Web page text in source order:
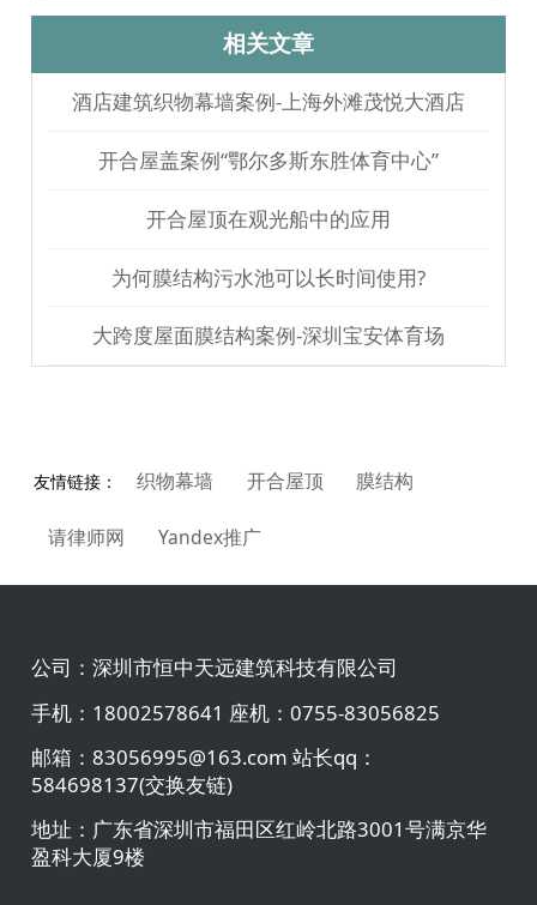
多久？
相关文章
酒店建筑织物幕墙案例-上海外滩茂悦大酒店
开合屋盖案例“鄂尔多斯东胜体育中心”
开合屋顶在观光船中的应用
为何膜结构污水池可以长时间使用?
大跨度屋面膜结构案例-深圳宝安体育场
友情链接： 织物幕墙 开合屋顶 膜结构
请律师网 Yandex推广
公司：深圳市恒中天远建筑科技有限公司
手机： 18002578641 座机：0755-83056825
邮箱：83056995@163.com 站长qq：
584698137(交换友链)
地址： 广东省深圳市福田区红岭北路3001号满京华
盈科大厦9楼